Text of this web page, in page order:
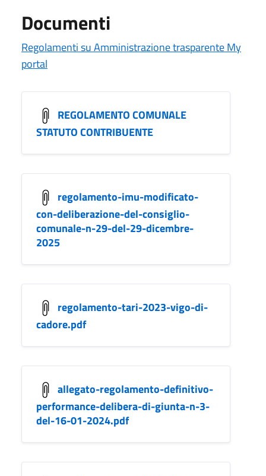
Documenti
Regolamenti su Amministrazione trasparente My
portal
REGOLAMENTO COMUNALE
STATUTO CONTRIBUENTE
regolamento-imu-modificato-
con-deliberazione-del-consiglio-
comunale-n-29-del-29-dicembre-
2025
regolamento-tari-2023-vigo-di-
cadore.pdf
allegato-regolamento-definitivo-
performance-delibera-di-giunta-n-3-
del-16-01-2024.pdf